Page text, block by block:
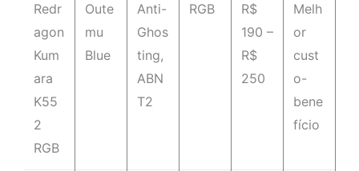
Redr
agon
Kum
ara
K55
2
RGB
Oute
mu
Blue
Anti-
Ghos
ting,
ABN
T2
RGB
R$
190 –
R$
250
Melh
or
cust
o-
bene
fício